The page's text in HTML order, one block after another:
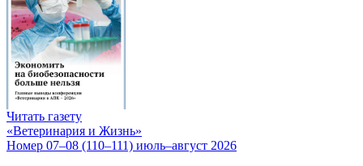
Читать газету
«Ветеринария и Жизнь»
Номер 07–08 (110–111) июль–август 2026